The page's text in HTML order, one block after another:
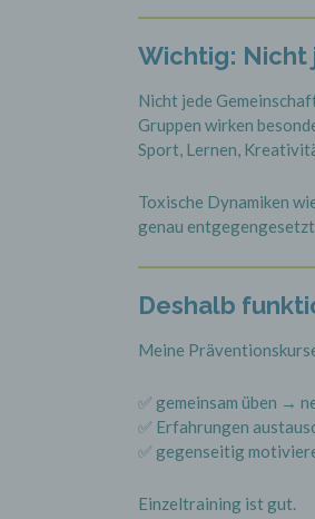
Wichtig: Nicht
Nicht jede
Gruppen wirken
Sport, Lernen,
Toxische Dynamiken
genau
Deshalb
Meine
✅ gemeinsam üben →
✅ Erfahrungen
✅ gegenseitig
Einzeltraining ist gut.